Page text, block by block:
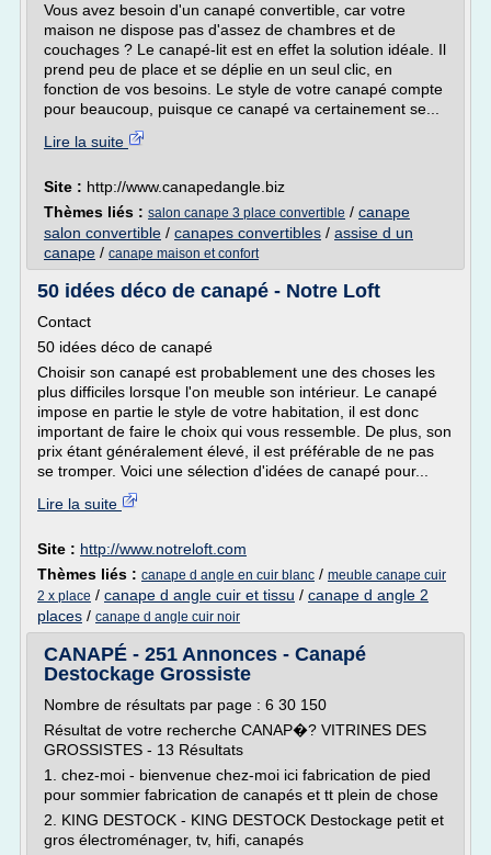
Vous avez besoin d'un canapé convertible, car votre
maison ne dispose pas d'assez de chambres et de
couchages ? Le canapé-lit est en effet la solution idéale. Il
prend peu de place et se déplie en un seul clic, en
fonction de vos besoins. Le style de votre canapé compte
pour beaucoup, puisque ce canapé va certainement se...
Lire la suite
Site : http://www.canapedangle.biz
Thèmes liés : salon canape 3 place convertible / canape
salon convertible / canapes convertibles / assise d un
canape / canape maison et confort
50 idées déco de canapé - Notre Loft
Contact
50 idées déco de canapé
Choisir son canapé est probablement une des choses les
plus difficiles lorsque l'on meuble son intérieur. Le canapé
impose en partie le style de votre habitation, il est donc
important de faire le choix qui vous ressemble. De plus, son
prix étant généralement élevé, il est préférable de ne pas
se tromper. Voici une sélection d'idées de canapé pour...
Lire la suite
Site : http://www.notreloft.com
Thèmes liés : canape d angle en cuir blanc / meuble canape cuir
2 x place / canape d angle cuir et tissu / canape d angle 2
places / canape d angle cuir noir
CANAPÉ - 251 Annonces - Canapé
Destockage Grossiste
Nombre de résultats par page : 6 30 150
Résultat de votre recherche CANAP�? VITRINES DES
GROSSISTES - 13 Résultats
1. chez-moi - bienvenue chez-moi ici fabrication de pied
pour sommier fabrication de canapés et tt plein de chose
2. KING DESTOCK - KING DESTOCK Destockage petit et
gros électroménager, tv, hifi, canapés